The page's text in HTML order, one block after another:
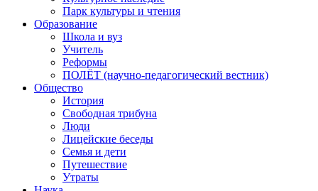
Парк культуры и чтения
Образование
Школа и вуз
Учитель
Реформы
ПОЛЁТ (научно-педагогический вестник)
Общество
История
Свободная трибуна
Люди
Лицейские беседы
Семья и дети
Путешествие
Утраты